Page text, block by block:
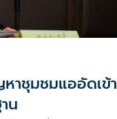
าชุมชมแออัดเข้า
น